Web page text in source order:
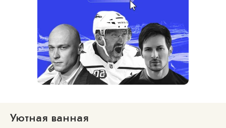
Уютная ванная